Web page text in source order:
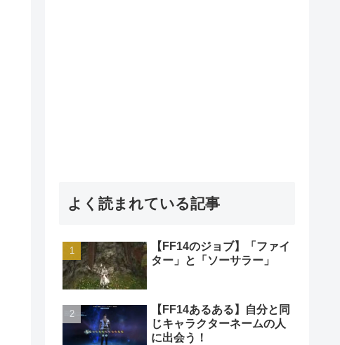
よく読まれている記事
【FF14のジョブ】「ファイ
ター」と「ソーサラー」
【FF14あるある】自分と同
じキャラクターネームの人
に出会う！